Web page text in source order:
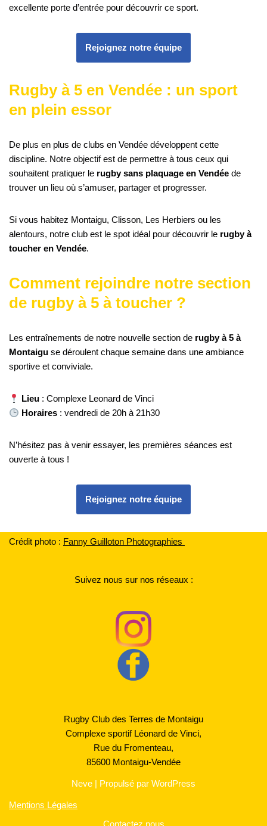
excellente porte d’entrée pour découvrir ce sport.
Rejoignez notre équipe
Rugby à 5 en Vendée : un sport
en plein essor
De plus en plus de clubs en Vendée développent cette
discipline. Notre objectif est de permettre à tous ceux qui
souhaitent pratiquer le rugby sans plaquage en Vendée de
trouver un lieu où s’amuser, partager et progresser.
Si vous habitez Montaigu, Clisson, Les Herbiers ou les
alentours, notre club est le spot idéal pour découvrir le rugby à
toucher en Vendée.
Comment rejoindre notre section
de rugby à 5 à toucher ?
Les entraînements de notre nouvelle section de rugby à 5 à
Montaigu se déroulent chaque semaine dans une ambiance
sportive et conviviale.
Lieu : Complexe Leonard de Vinci
Horaires : vendredi de 20h à 21h30
N’hésitez pas à venir essayer, les premières séances est
ouverte à tous !
Rejoignez notre équipe
Crédit photo : Fanny Guilloton Photographies
Suivez nous sur nos réseaux :
Rugby Club des Terres de Montaigu
Complexe sportif Léonard de Vinci,
Rue du Fromenteau,
85600 Montaigu-Vendée
Neve | Propulsé par WordPress
Mentions Légales
Contactez nous